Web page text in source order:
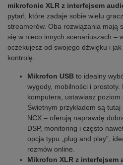
mikrofonie XLR z interfejsem
pytań, które zadaje sobie wielu
streamerów. Oba rozwiązania mają
się w nieco innych scenariuszach –
oczekujesz od swojego dźwięku i
kontrolę.
Mikrofon USB to idealny
wygody, mobilności i prostoty.
komputera, ustawiasz
Świetnym przykładem są
NCX – oferują naprawdę
DSP, monitoring i często
opcja typu „plug and play”,
rozmów online.
Mikrofon XLR z interfejsem